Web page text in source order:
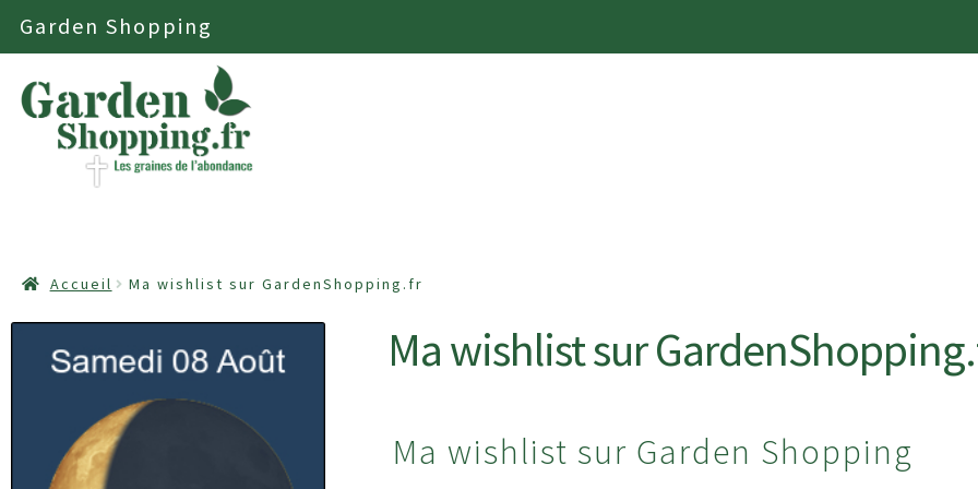
Garden Shopping
navigation
au
contenu
ACCUEIL ASTUCES BONS PLANS CONDITIONS GÉNÉRALES DE VENTE
MOBILIER & ÉQUIPEMENT D’EXTÉRIEUR MON COMPTE NOUVEAUTÉ PANIER POLITIQUE DE
Accueil Ma wishlist sur GardenShopping.fr
Ma wishlist sur
Ma wishlist sur Garden Shopping